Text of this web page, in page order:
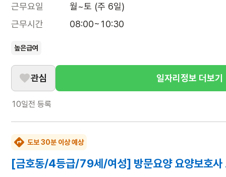
근무요일
월~토 (주 6일)
근무시간
08:00~10:30
높은급여
관심 일자리정보 더보기
10일전 등록
도보 30분 이상 예상
[금호동/4등급/79세/여성] 방문요양 요양보호사